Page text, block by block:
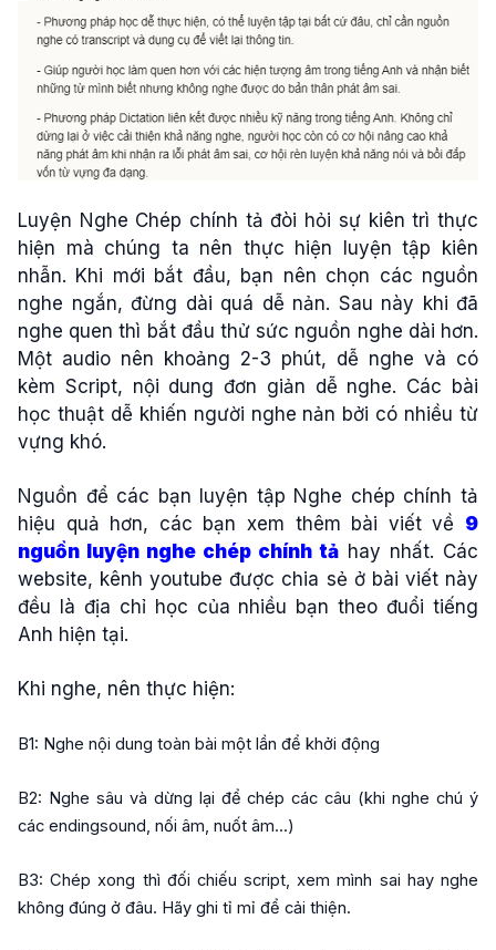
Luyện Nghe Chép chính tả đòi hỏi sự kiên trì thực
hiện mà chúng ta nên thực hiện luyện tập kiên
nhẫn. Khi mới bắt đầu, bạn nên chọn các nguồn
nghe ngắn, đừng dài quá dễ nản. Sau này khi đã
nghe quen thì bắt đầu thử sức nguồn nghe dài hơn.
Một audio nên khoảng 2-3 phút, dễ nghe và có
kèm Script, nội dung đơn giản dễ nghe. Các bài
học thuật dễ khiến người nghe nản bởi có nhiều từ
vựng khó.
Nguồn để các bạn luyện tập Nghe chép chính tả
hiệu quả hơn, các bạn xem thêm bài viết về 9
nguồn luyện nghe chép chính tả hay nhất. Các
website, kênh youtube được chia sẻ ở bài viết này
đều là địa chỉ học của nhiều bạn theo đuổi tiếng
Anh hiện tại.
Khi nghe, nên thực hiện:
B1: Nghe nội dung toàn bài một lần để khởi động
B2: Nghe sâu và dừng lại để chép các câu (khi nghe chú ý
các endingsound, nối âm, nuốt âm...)
B3: Chép xong thì đối chiếu script, xem mình sai hay nghe
không đúng ở đâu. Hãy ghi tỉ mỉ để cải thiện.